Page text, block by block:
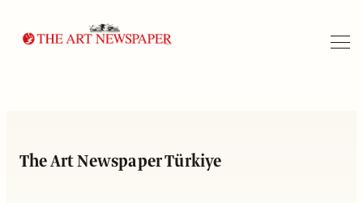
The Art Newspaper Türkiye